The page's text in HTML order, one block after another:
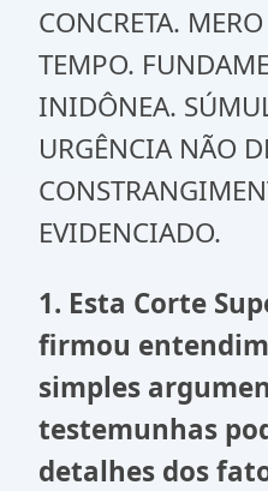
CONCRETA.
TEMPO.
INIDÔNEA.
URGÊNCIA NÃO
EVIDENCIADO.
1. Esta Corte
firmou
simples
testemunhas
detalhes dos